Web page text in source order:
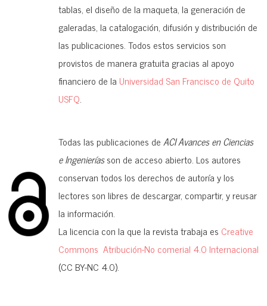
tablas, el diseño de la maqueta, la generación de
galeradas, la catalogación, difusión y distribución de
las publicaciones. Todos estos servicios son
provistos de manera gratuita gracias al apoyo
financiero de la Universidad San Francisco de Quito
USFQ.
Todas las publicaciones deACI Avances en Ciencias
e Ingenieríasson de acceso abierto. Los autores
conservan todos los derechos de autoría y los
lectores son libres de descargar, compartir, y reusar
la información.
La licencia con la que la revista trabaja es Creative
Commons Atribución-No comerial 4.0 Internacional
(CC BY-NC 4.0).